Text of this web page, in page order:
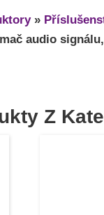
»
audio signálu,
Z